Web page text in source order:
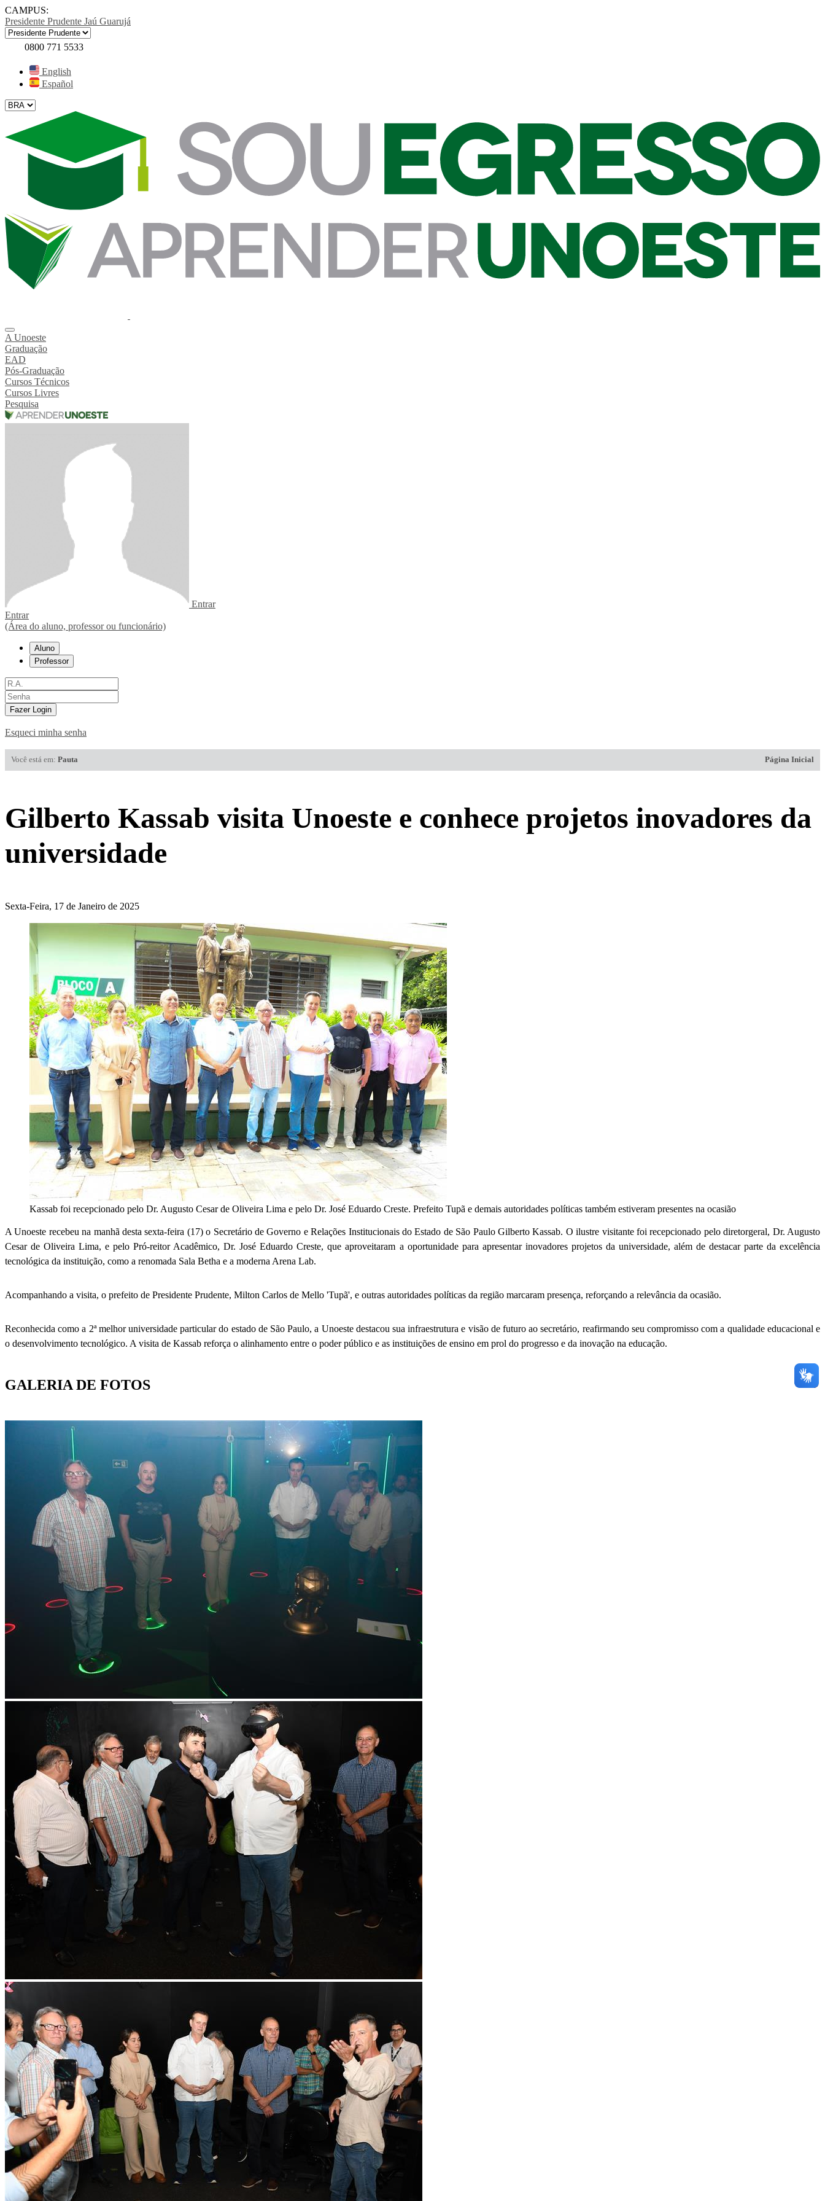
CAMPUS:
Presidente Prudente Jaú Guarujá
0800 771 5533
English
Español
A Unoeste
Graduação
EAD
Pós-Graduação
Cursos Técnicos
Cursos Livres
Pesquisa
Entrar
Entrar
(Área do aluno, professor ou funcionário)
Aluno
Professor
Fazer Login
Esqueci minha senha
Você está em: Pauta Página Inicial
Gilberto Kassab visita Unoeste e conhece projetos inovadores da
universidade
Sexta-Feira, 17 de Janeiro de 2025
Kassab foi recepcionado pelo Dr. Augusto Cesar de Oliveira Lima e pelo Dr. José Eduardo Creste. Prefeito Tupã e demais autoridades políticas também estiveram presentes na ocasião
A Unoeste recebeu na manhã desta sexta-feira (17) o Secretário de Governo e Relações Institucionais do Estado de São Paulo Gilberto Kassab. O ilustre visitante foi recepcionado pelo diretorgeral, Dr. Augusto
Cesar de Oliveira Lima, e pelo Pró-reitor Acadêmico, Dr. José Eduardo Creste, que aproveitaram a oportunidade para apresentar inovadores projetos da universidade, além de destacar parte da excelência
tecnológica da instituição, como a renomada Sala Betha e a moderna Arena Lab.
Acompanhando a visita, o prefeito de Presidente Prudente, Milton Carlos de Mello 'Tupã', e outras autoridades políticas da região marcaram presença, reforçando a relevância da ocasião.
Reconhecida como a 2ª melhor universidade particular do estado de São Paulo, a Unoeste destacou sua infraestrutura e visão de futuro ao secretário, reafirmando seu compromisso com a qualidade educacional e
o desenvolvimento tecnológico. A visita de Kassab reforça o alinhamento entre o poder público e as instituições de ensino em prol do progresso e da inovação na educação.
GALERIA DE FOTOS